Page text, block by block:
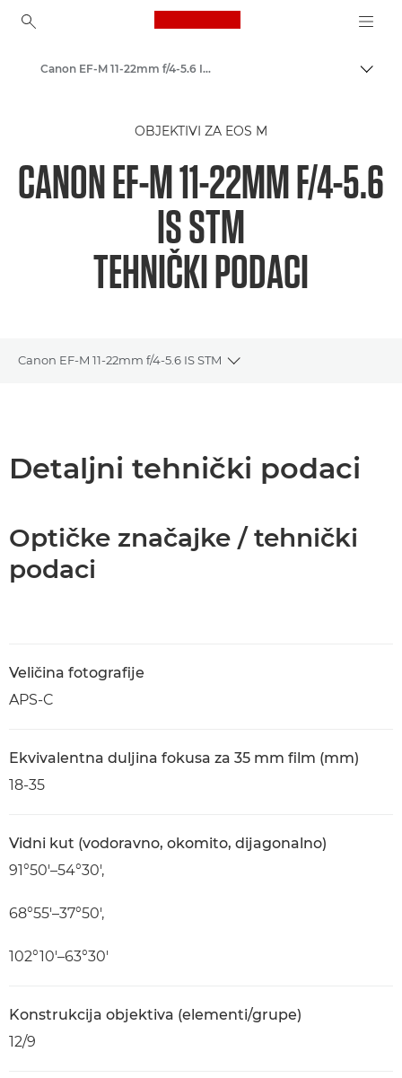
Canon Logo, back to
Objektivi za fotoaparate tvrtke Canon
Canon EF-M 11-22mm f/4-5.6 IS STM - Objektivi - objektivi za kamere i fotoaparate
OBJEKTIVI ZA EOS M
CANON EF-M 11-22MM F/4-5.6
IS STM
TEHNIČKI PODACI
Canon EF-M 11-22mm f/4-5.6 IS STM
Toggle breadcrumbs
Detaljni tehnički podaci
Optičke značajke / tehnički
podaci
Veličina fotografije
APS-C
Ekvivalentna duljina fokusa za 35 mm film (mm)
18-35
Vidni kut (vodoravno, okomito, dijagonalno)
91°50′–54°30′,
68°55′–37°50′,
102°10′–63°30′
Konstrukcija objektiva (elementi/grupe)
12/9